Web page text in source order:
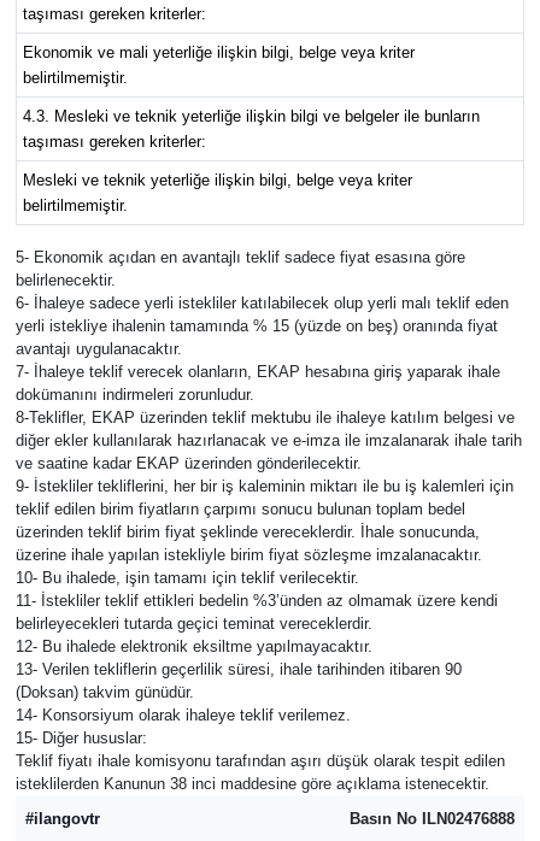
taşıması gereken kriterler:
Ekonomik ve mali yeterliğe ilişkin bilgi, belge veya kriter
belirtilmemiştir.
4.3. Mesleki ve teknik yeterliğe ilişkin bilgi ve belgeler ile bunların
taşıması gereken kriterler:
Mesleki ve teknik yeterliğe ilişkin bilgi, belge veya kriter
belirtilmemiştir.
5- Ekonomik açıdan en avantajlı teklif sadece fiyat esasına göre
belirlenecektir.
6- İhaleye sadece yerli istekliler katılabilecek olup yerli malı teklif eden
yerli istekliye ihalenin tamamında % 15 (yüzde on beş) oranında fiyat
avantajı uygulanacaktır.
7- İhaleye teklif verecek olanların, EKAP hesabına giriş yaparak ihale
dokümanını indirmeleri zorunludur.
8-Teklifler, EKAP üzerinden teklif mektubu ile ihaleye katılım belgesi ve
diğer ekler kullanılarak hazırlanacak ve e-imza ile imzalanarak ihale tarih
ve saatine kadar EKAP üzerinden gönderilecektir.
9- İstekliler tekliflerini, her bir iş kaleminin miktarı ile bu iş kalemleri için
teklif edilen birim fiyatların çarpımı sonucu bulunan toplam bedel
üzerinden teklif birim fiyat şeklinde vereceklerdir. İhale sonucunda,
üzerine ihale yapılan istekliyle birim fiyat sözleşme imzalanacaktır.
10- Bu ihalede, işin tamamı için teklif verilecektir.
11- İstekliler teklif ettikleri bedelin %3’ünden az olmamak üzere kendi
belirleyecekleri tutarda geçici teminat vereceklerdir.
12- Bu ihalede elektronik eksiltme yapılmayacaktır.
13- Verilen tekliflerin geçerlilik süresi, ihale tarihinden itibaren 90
(Doksan) takvim günüdür.
14- Konsorsiyum olarak ihaleye teklif verilemez.
15- Diğer hususlar:
Teklif fiyatı ihale komisyonu tarafından aşırı düşük olarak tespit edilen
isteklilerden Kanunun 38 inci maddesine göre açıklama istenecektir.
#ilangovtr
Basın No ILN02476888